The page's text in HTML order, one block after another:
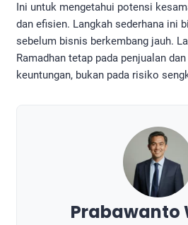
Ini untuk mengetahui potensi
dan efisien. Langkah sederhana ini
sebelum bisnis berkembang jauh.
Ramadhan tetap pada penjualan
keuntungan, bukan pada risiko
Prabawanto